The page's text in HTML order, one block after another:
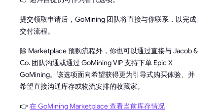
提交领取申请后，GoMining 团队将直接与你联系，以完成
交付流程。
除 Marketplace 预购流程外，你也可以通过直接与 Jacob &
Co. 团队沟通或通过 GoMining VIP 支持下单 Epic X
GoMining。该选项面向希望获得更为引导式购买体验、并
希望直接沟通库存或物流安排的收藏家。
👉在 GoMining Marketplace 查看当前库存情况